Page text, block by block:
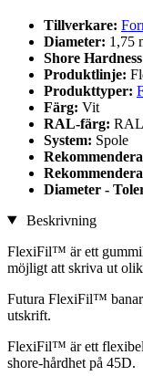
Tillverkare:
Diameter: 1,75
Shore
Produktlinje:
Produkttyper:
Färg: Vit
RAL-färg:
System: Spole
Diameter -
Beskrivning
FlexiFil™ är ett
möjligt att skriva ut
Futura FlexiFil™
utskrift.
FlexiFil™ är ett
shore-hårdhet på 45D.